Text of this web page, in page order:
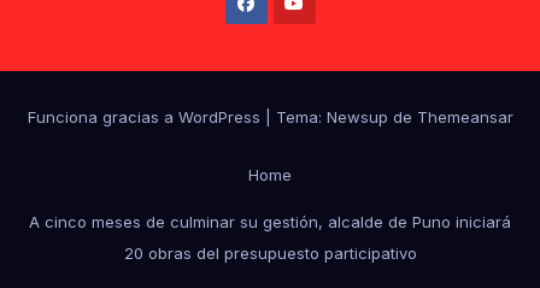
Funciona gracias a WordPress Tema: Newsup de Themeansar
Home
A cinco meses de culminar su gestión, alcalde de Puno iniciará
20 obras del presupuesto participativo